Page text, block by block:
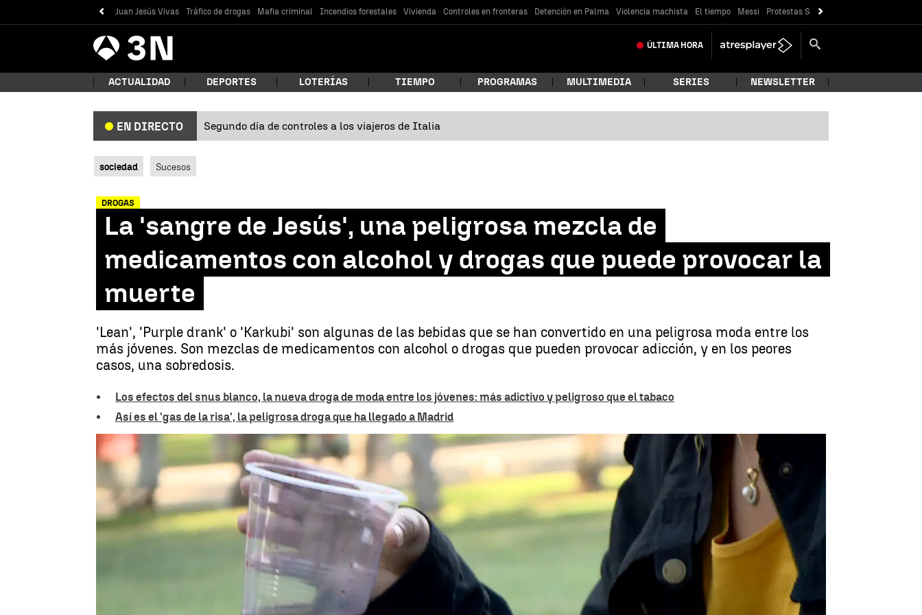
Juan Jesús Vivas Tráfico de drogas Mafia criminal Incendios forestales Vivienda Controles en fronteras Detención en Palma Violencia machista El tiempo Messi Protestas Sóller
Antena
3 Noticias ÚLTIMA HORA
ACTUALIDAD DEPORTES LOTERÍAS TIEMPO PROGRAMAS MULTIMEDIA SERIES NEWSLETTER
EN DIRECTO Segundo día de controles a los viajeros de Italia
sociedad Sucesos
DROGAS
La 'sangre de Jesús', una peligrosa mezcla de
medicamentos con alcohol y drogas que puede provocar la
muerte
'Lean', 'Purple drank' o 'Karkubi' son algunas de las bebidas que se han convertido en una peligrosa moda entre los
más jóvenes. Son mezclas de medicamentos con alcohol o drogas que pueden provocar adicción, y en los peores
casos, una sobredosis.
Los efectos del snus blanco, la nueva droga de moda entre los jóvenes: más adictivo y peligroso que el tabaco
Así es el 'gas de la risa', la peligrosa droga que ha llegado a Madrid